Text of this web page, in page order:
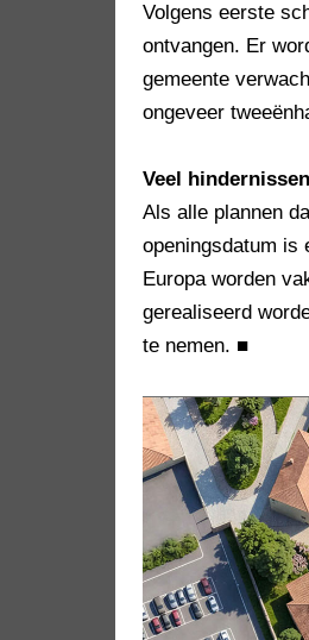
Volgens eerste
ontvangen. Er
gemeente
ongeveer
Veel hindernissen
Als alle plannen
openingsdatum is
Europa worden
gerealiseerd
te nemen. ■